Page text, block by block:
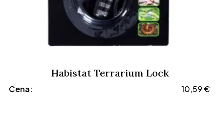
Habistat Terrarium Lock
Cena: 10,59€